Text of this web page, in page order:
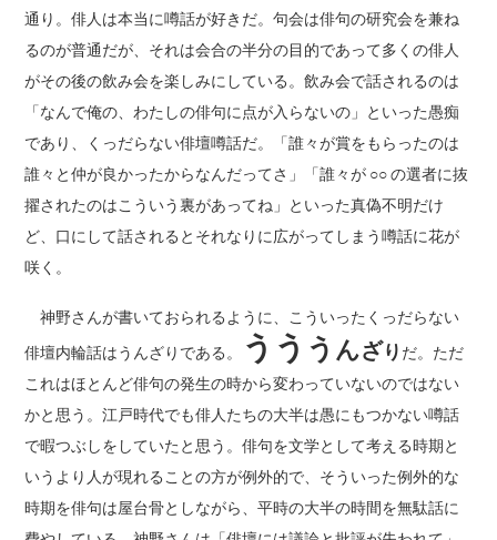
通り。俳人は本当に噂話が好きだ。句会は俳句の研究会を兼ね
るのが普通だが、それは会合の半分の目的であって多くの俳人
がその後の飲み会を楽しみにしている。飲み会で話されるのは
「なんで俺の、わたしの俳句に点が入らないの」といった愚痴
であり、くっだらない俳壇噂話だ。「誰々が賞をもらったのは
誰々と仲が良かったからなんだってさ」「誰々が ○○ の選者に抜
擢されたのはこういう裏があってね」といった真偽不明だけ
ど、口にして話されるとそれなりに広がってしまう噂話に花が
咲く。
神野さんが書いておられるように、こういったくっだらない
俳壇内輪話はうんざりである。
う う う んざり だ。ただ
これはほとんど俳句の発生の時から変わっていないのではない
かと思う。江戸時代でも俳人たちの大半は愚にもつかない噂話
で暇つぶしをしていたと思う。俳句を文学として考える時期と
いうより人が現れることの方が例外的で、そういった例外的な
時期を俳句は屋台骨としながら、平時の大半の時間を無駄話に